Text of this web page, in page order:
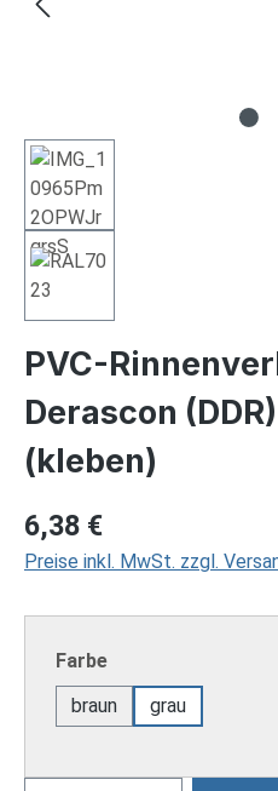
PVC-
Derascon
(kleben)
Regulärer Preis:
6,38 €
Preise inkl. MwSt. zzgl.
Farbeauswählen
braun
grau